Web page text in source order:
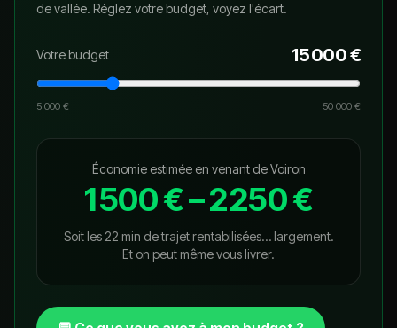
de vallée. Réglez votre budget, voyez l'écart.
Votre budget 15 000 €
5 000 € 50 000 €
Économie estimée en venant deVoiron
1 500 €–2 250 €
Soit les 22 min de trajet rentabilisées… largement.
Et on peut même vous livrer.